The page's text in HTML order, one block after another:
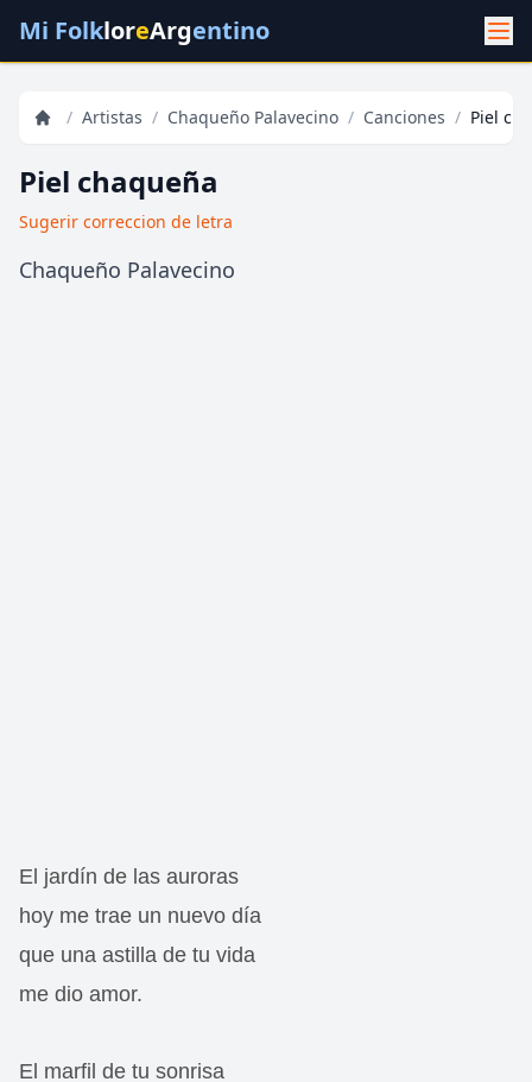
Mi FolkloreArgentino
/ Artistas / Chaqueño Palavecino / Canciones / Piel
Piel chaqueña
Sugerir correccion de letra
Chaqueño Palavecino
El jardín de las auroras
hoy me trae un nuevo día
que una astilla de tu vida
me dio amor.
El marfil de tu sonrisa